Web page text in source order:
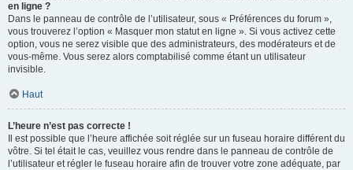
en ligne ?
Dans le panneau de contrôle de l’utilisateur, sous « Préférences du forum »,
vous trouverez l’option « Masquer mon statut en ligne ». Si vous activez cette
option, vous ne serez visible que des administrateurs, des modérateurs et de
vous-même. Vous serez alors comptabilisé comme étant un utilisateur
invisible.
Haut
L’heure n’est pas correcte !
Il est possible que l’heure affichée soit réglée sur un fuseau horaire différent du
vôtre. Si tel était le cas, veuillez vous rendre dans le panneau de contrôle de
l’utilisateur et régler le fuseau horaire afin de trouver votre zone adéquate, par